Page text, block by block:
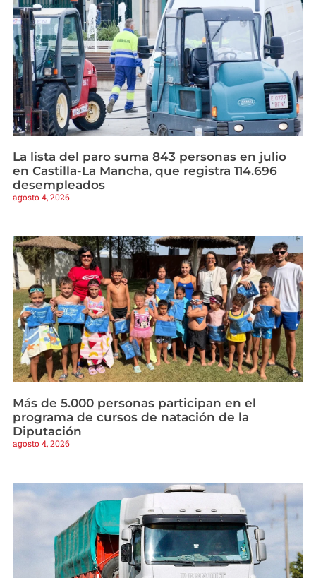
La lista del paro suma 843 personas en julio
en Castilla-La Mancha, que registra 114.696
desempleados
agosto 4, 2026
Más de 5.000 personas participan en el
programa de cursos de natación de la
Diputación
agosto 4, 2026